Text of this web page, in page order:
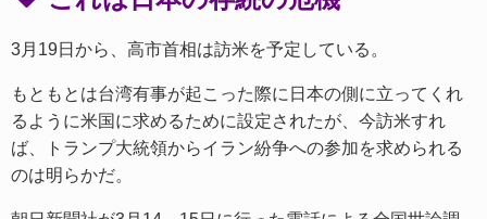
3月19日から、高市首相は訪米を予定している。
もともとは台湾有事が起こった際に日本の側に立ってくれ
るように米国に求めるために設定されたが、今訪米すれ
ば、トランプ大統領からイラン紛争への参加を求められる
のは明らかだ。